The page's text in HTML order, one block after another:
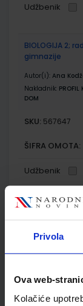
Privola
Ova web-
Kolačiće
Udžbenik
BIOLOGIJA 2;
gimnazije
Autor(i): Ana
Nakladnik: PROFIL
DOM
SKU: 567647
ŠIFRA OMOTA:
Udžbenik
FIZIKA OKO
sadržajima u
Autor(i):Paar
Nakladnik:
SKU: 567658
ŠIFRA OMOTA: